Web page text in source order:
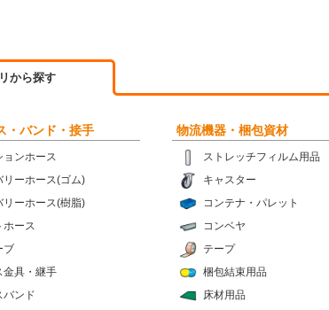
から探す
・バンド・接手
ョンホース
リーホース(ゴム)
リーホース(樹脂)
ホース
ブ
金具・継手
バンド
物流機器・梱包資材
ストレッチフィルム用品
キャスター
コンテナ・パレット
コンベヤ
テープ
梱包結束用品
床材用品